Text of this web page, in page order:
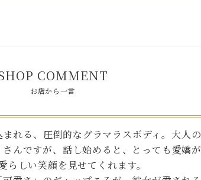
COMMENT
お店から一言
れる、圧倒的なグラマラスボディ。大人の
んですが、話し始めると、とっても愛嬌が
らしい笑顔を見せてくれます。